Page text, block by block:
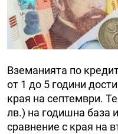
Вземанията по
от 1 до 5 години
края на септември.
лв.) на годишна база
сравнение с края на